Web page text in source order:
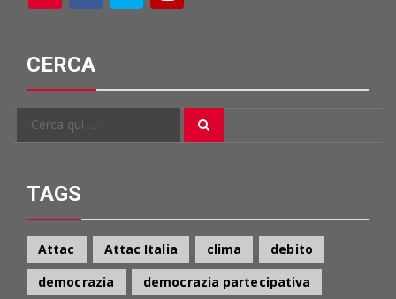
CERCA
Cerca
TAGS
Attac Attac Italia clima
debito
democrazia
democrazia partecipativa